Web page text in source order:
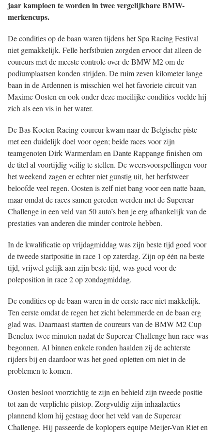
jaar kampioen te worden in twee vergelijkbare BMW-
merkencups.
De condities op de baan waren tijdens het Spa Racing Festival
niet gemakkelijk. Felle herfstbuien zorgden ervoor dat alleen de
coureurs met de meeste controle over de BMW M2 om de
podiumplaatsen konden strijden. De ruim zeven kilometer lange
baan in de Ardennen is misschien wel het favoriete circuit van
Maxime Oosten en ook onder deze moeilijke condities voelde hij
zich als een vis in het water.
De Bas Koeten Racing-coureur kwam naar de Belgische piste
met een duidelijk doel voor ogen; beide races voor zijn
teamgenoten Dirk Warmerdam en Dante Rappange finishen om
de titel al voortijdig veilig te stellen. De weersvoorspellingen voor
het weekend zagen er echter niet gunstig uit, het herfstweer
beloofde veel regen. Oosten is zelf niet bang voor een natte baan,
maar omdat de races samen gereden werden met de Supercar
Challenge in een veld van 50 auto’s ben je erg afhankelijk van de
prestaties van anderen die minder controle hebben.
In de kwalificatie op vrijdagmiddag was zijn beste tijd goed voor
de tweede startpositie in race 1 op zaterdag. Zijn op één na beste
tijd, vrijwel gelijk aan zijn beste tijd, was goed voor de
poleposition in race 2 op zondagmiddag.
De condities op de baan waren in de eerste race niet makkelijk.
Ten eerste omdat de regen het zicht belemmerde en de baan erg
glad was. Daarnaast startten de coureurs van de BMW M2 Cup
Benelux twee minuten nadat de Supercar Challenge hun race was
begonnen. Al binnen enkele ronden haalden zij de achterste
rijders bij en daardoor was het goed opletten om niet in de
problemen te komen.
Oosten besloot voorzichtig te zijn en behield zijn tweede positie
tot aan de verplichte pitstop. Zorgvuldig zijn inhaalacties
plannend klom hij gestaag door het veld van de Supercar
Challenge. Hij passeerde de koplopers equipe Meijer-Van Riet en